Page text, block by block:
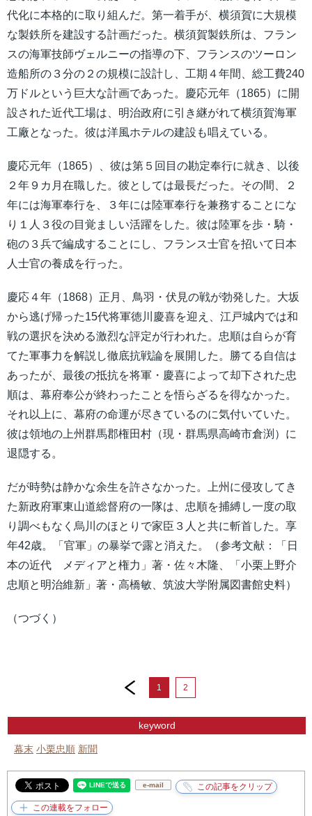
代化に本格的に取り組んだ。第一着手が、横須賀に大規模
な製鉄所を建設する計画だった。横須賀製鉄所は、フラン
スの海軍技師ヴェルニーの指導の下、フランスのツーロン
造船所の３分の２の規模に設計し、工期４年間、総工費240
万ドルという巨大な計画であった。慶応元年（1865）に開
設された近代工場は、明治政府に引き継がれて横須賀海軍
工廠となった。彼は洋風ホテルの建設も唱えている。
慶応元年（1865）、彼は第５回目の勘定奉行に就き、以後
２年９カ月在職した。彼としては最長だった。その間、２
年には海軍奉行を、３年には陸軍奉行を兼務することにな
り１人３役の目覚ましい活躍をした。彼は陸軍を歩・騎・
砲の３兵で編成することにし、フランス士官を招いて日本
人士官の養成を行った。
慶応４年（1868）正月、鳥羽・伏見の戦が勃発した。大坂
から逃げ帰った15代将軍徳川慶喜を迎え、江戸城内では和
戦の選択を決める激烈な評定が行われた。忠順は自らが育
てた軍事力を解説し徹底抗戦論を展開した。勝てる自信は
あったが、最後の抵抗を将軍・慶喜によって却下された忠
順は、幕府奉公が終わったことを悟らざるを得なかった。
それ以上に、幕府の命運が尽きているのに気付いていた。
彼は領地の上州群馬郡権田村（現・群馬県高崎市倉渕）に
退隠する。
だが時勢は静かな余生を許さなかった。上州に侵攻してき
た新政府軍東山道総督府の一隊は、忠順を捕縛し一度の取
り調べもなく烏川のほとりで家臣３人と共に斬首した。享
年42歳。「官軍」の暴挙で露と消えた。（参考文献：「日
本の近代 メディアと権力」著・佐々木隆、「小栗上野介
忠順と明治維新」著・高橋敏、筑波大学附属図書館史料）
（つづく）
prev
1 2
keyword
幕末 小栗忠順 新聞
e-mail